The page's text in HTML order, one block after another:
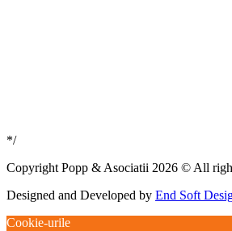
*/
Copyright Popp & Asociatii 2026 © All
Designed and Developed by End Soft
Cookie-urile